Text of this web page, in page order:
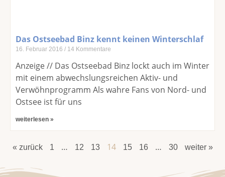
Das Ostseebad Binz kennt keinen Winterschlaf
16. Februar 2016 14 Kommentare
Anzeige // Das Ostseebad Binz lockt auch im Winter
mit einem abwechslungsreichen Aktiv- und
Verwöhnprogramm Als wahre Fans von Nord- und
Ostsee ist für uns
weiterlesen »
« zurück 1 … 12 13 14 15 16 … 30 weiter »